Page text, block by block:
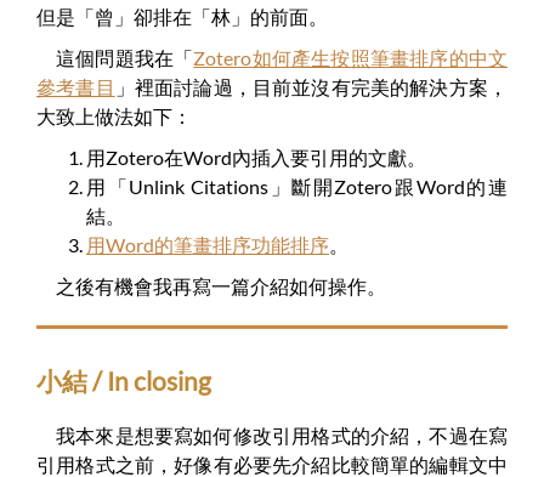
但是「曾」卻排在「林」的前面。
這個問題我在「Zotero如何產生按照筆畫排序的中文
參考書目 」裡面討論過，目前並沒有完美的解決方案，
大致上做法如下：
用Zotero在Word內插入要引用的文獻。
用「Unlink Citations」斷開Zotero跟Word的連
結。
用Word的筆畫排序功能排序
之後有機會我再寫一篇介紹如何操作。
小結 / In closing
我本來是想要寫如何修改引用格式的介紹，不過在寫
引用格式之前，好像有必要先介紹比較簡單的編輯文中